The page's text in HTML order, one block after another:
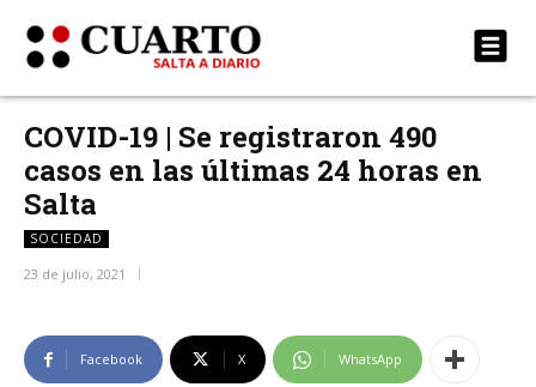
COVID-19 | Se registraron 490
casos en las últimas 24 horas en
Salta
SOCIEDAD
23 de julio, 2021
Facebook X WhatsApp